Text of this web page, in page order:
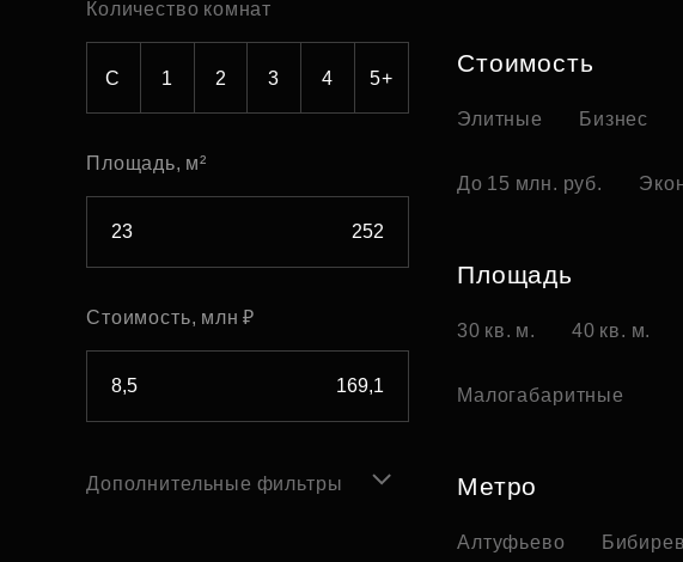
Количество комнат
С 1 2 3 4 5+
Площадь, м²
Стоимость, млн ₽
Дополнительные фильтры
Стоимость
Элитные Бизнес
До 15 млн. руб.
Площадь
30 кв. м. 40 кв. м.
Малогабаритные
Метро
Алтуфьево